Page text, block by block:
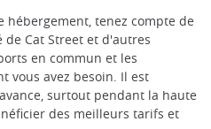
hébergement, tenez compte de
Cat Street et d'autres
en commun et les
vous avez besoin. Il est
surtout pendant la haute
des meilleurs tarifs et